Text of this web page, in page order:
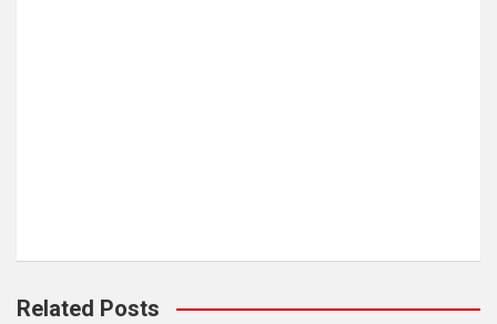
Related Posts